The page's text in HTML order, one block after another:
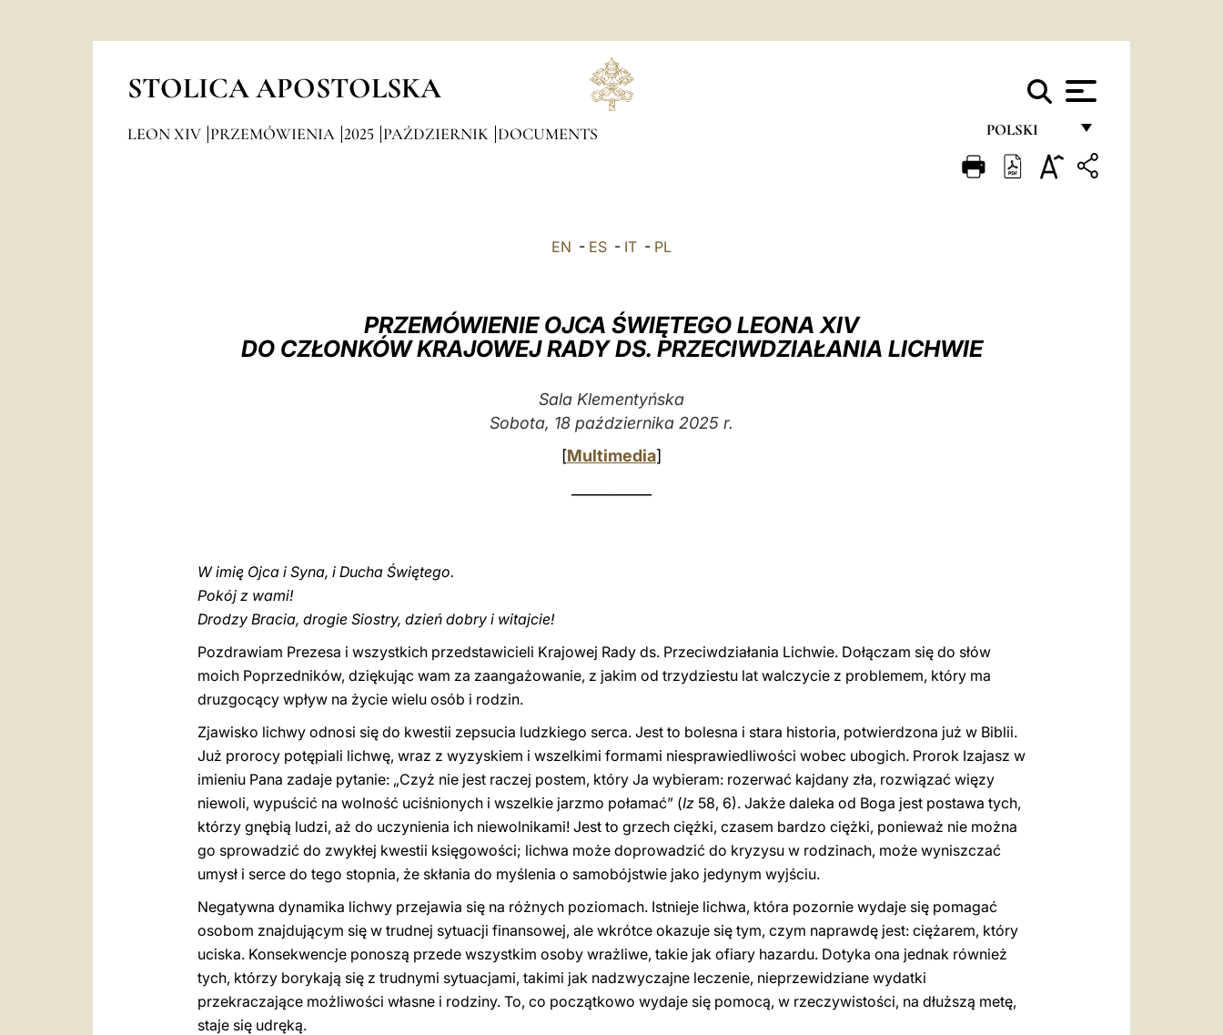
STOLICA APOSTOLSKA
POLSKI
FRANÇAIS
LEON XIV PRZEMÓWIENIA 2025 PAŹDZIERNIK DOCUMENTS
EN - ES - IT - PL
PRZEMÓWIENIE OJCA ŚWIĘTEGO LEONA XIV
DO CZŁONKÓW KRAJOWEJ RADY DS. PRZECIWDZIAŁANIA LICHWIE
Sala Klementyńska
Sobota, 18 października 2025 r.
[Multimedia]
W imię Ojca i Syna, i Ducha Świętego.
Pokój z wami!
Drodzy Bracia, drogie Siostry, dzień dobry i witajcie!
Pozdrawiam Prezesa i wszystkich przedstawicieli Krajowej Rady ds. Przeciwdziałania Lichwie. Dołączam się do słów
moich Poprzedników, dziękując wam za zaangażowanie, z jakim od trzydziestu lat walczycie z problemem, który ma
druzgocący wpływ na życie wielu osób i rodzin.
Zjawisko lichwy odnosi się do kwestii zepsucia ludzkiego serca. Jest to bolesna i stara historia, potwierdzona już w Biblii.
Już prorocy potępiali lichwę, wraz z wyzyskiem i wszelkimi formami niesprawiedliwości wobec ubogich. Prorok Izajasz w
imieniu Pana zadaje pytanie: „Czyż nie jest raczej postem, który Ja wybieram: rozerwać kajdany zła, rozwiązać więzy
niewoli, wypuścić na wolność uciśnionych i wszelkie jarzmo połamać” (Iz 58, 6). Jakże daleka od Boga jest postawa tych,
którzy gnębią ludzi, aż do uczynienia ich niewolnikami! Jest to grzech ciężki, czasem bardzo ciężki, ponieważ nie można
go sprowadzić do zwykłej kwestii księgowości; lichwa może doprowadzić do kryzysu w rodzinach, może wyniszczać
umysł i serce do tego stopnia, że skłania do myślenia o samobójstwie jako jedynym wyjściu.
Negatywna dynamika lichwy przejawia się na różnych poziomach. Istnieje lichwa, która pozornie wydaje się pomagać
osobom znajdującym się w trudnej sytuacji finansowej, ale wkrótce okazuje się tym, czym naprawdę jest: ciężarem, który
uciska. Konsekwencje ponoszą przede wszystkim osoby wrażliwe, takie jak ofiary hazardu. Dotyka ona jednak również
tych, którzy borykają się z trudnymi sytuacjami, takimi jak nadzwyczajne leczenie, nieprzewidziane wydatki
przekraczające możliwości własne i rodziny. To, co początkowo wydaje się pomocą, w rzeczywistości, na dłuższą metę,
staje się udręką.